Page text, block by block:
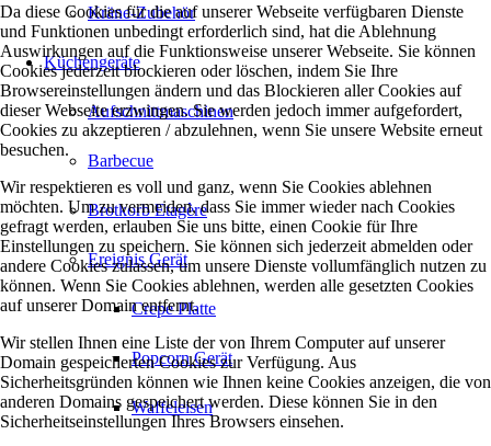
Kräne-Zubehör
Küchengeräte
Aufschnittmaschinen
Barbecue
Brotkorb Etagère
Ereignis Gerät
Crepe Platte
Popcorn Gerät
Waffeleisen
Da diese Cookies für die auf unserer Webseite verfügbaren Dienste
und Funktionen unbedingt erforderlich sind, hat die Ablehnung
Auswirkungen auf die Funktionsweise unserer Webseite. Sie können
Cookies jederzeit blockieren oder löschen, indem Sie Ihre
Browsereinstellungen ändern und das Blockieren aller Cookies auf
dieser Webseite erzwingen. Sie werden jedoch immer aufgefordert,
Cookies zu akzeptieren / abzulehnen, wenn Sie unsere Website erneut
besuchen.
Wir respektieren es voll und ganz, wenn Sie Cookies ablehnen
möchten. Um zu vermeiden, dass Sie immer wieder nach Cookies
gefragt werden, erlauben Sie uns bitte, einen Cookie für Ihre
Einstellungen zu speichern. Sie können sich jederzeit abmelden oder
andere Cookies zulassen, um unsere Dienste vollumfänglich nutzen zu
können. Wenn Sie Cookies ablehnen, werden alle gesetzten Cookies
auf unserer Domain entfernt.
Wir stellen Ihnen eine Liste der von Ihrem Computer auf unserer
Domain gespeicherten Cookies zur Verfügung. Aus
Sicherheitsgründen können wie Ihnen keine Cookies anzeigen, die von
anderen Domains gespeichert werden. Diese können Sie in den
Sicherheitseinstellungen Ihres Browsers einsehen.